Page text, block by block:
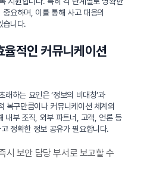
요하며, 이를 통해 사고 대응의
습니다.
적인 커뮤니케이션
하는 요인은 ‘정보의 비대칭’과
복구만큼이나 커뮤니케이션 체계의
내부 조직, 외부 파트너, 고객, 언론 등
정확한 정보 공유가 필요합니다.
시 보안 담당 부서로 보고할 수